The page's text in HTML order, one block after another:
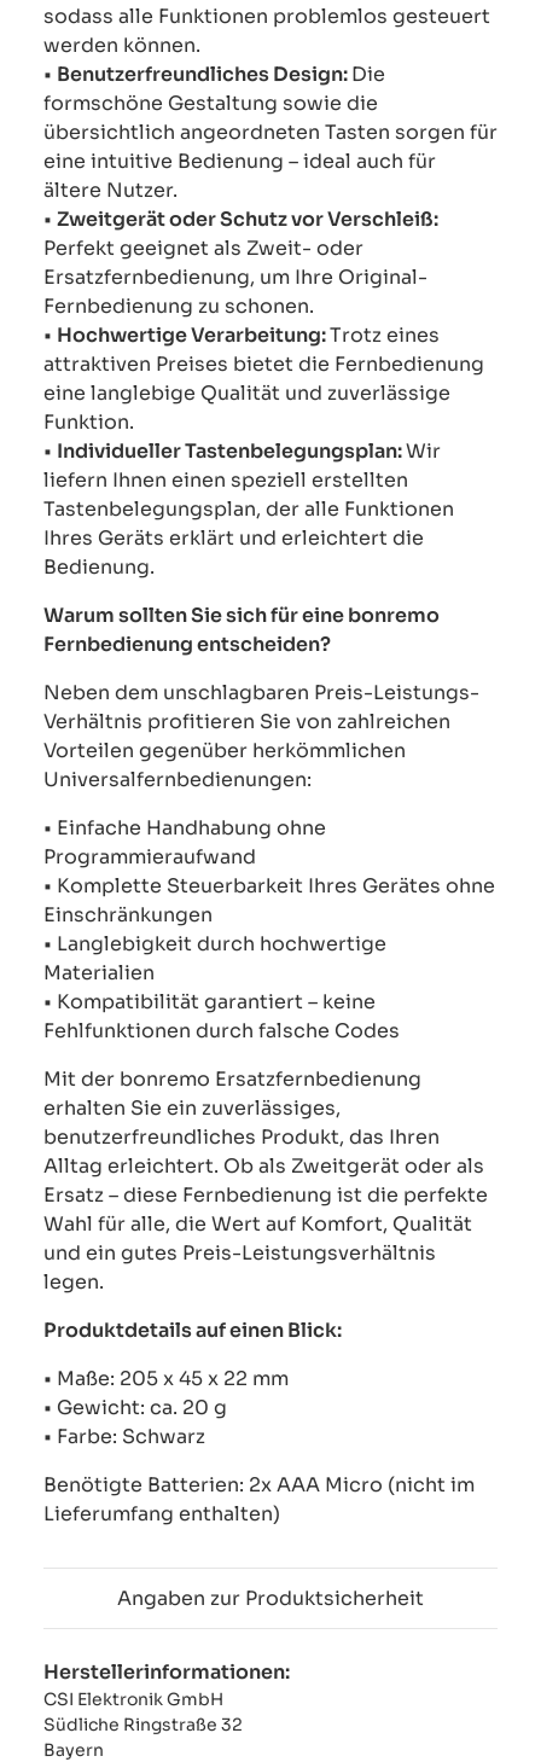
sodass alle Funktionen problemlos gesteuert
werden können.
• Benutzerfreundliches Design:Die
formschöne Gestaltung sowie die
übersichtlich angeordneten Tasten sorgen für
eine intuitive Bedienung – ideal auch für
ältere Nutzer.
• Zweitgerät oder Schutz vor Verschleiß:
Perfekt geeignet als Zweit- oder
Ersatzfernbedienung, um Ihre Original-
Fernbedienung zu schonen.
• Hochwertige Verarbeitung:Trotz eines
attraktiven Preises bietet die Fernbedienung
eine langlebige Qualität und zuverlässige
Funktion.
• Individueller Tastenbelegungsplan:Wir
liefern Ihnen einen speziell erstellten
Tastenbelegungsplan, der alle Funktionen
Ihres Geräts erklärt und erleichtert die
Bedienung.
Warum sollten Sie sich für eine bonremo
Fernbedienung entscheiden?
Neben dem unschlagbaren Preis-Leistungs-
Verhältnis profitieren Sie von zahlreichen
Vorteilen gegenüber herkömmlichen
Universalfernbedienungen:
• Einfache Handhabung ohne
Programmieraufwand
• Komplette Steuerbarkeit Ihres Gerätes ohne
Einschränkungen
• Langlebigkeit durch hochwertige
Materialien
• Kompatibilität garantiert – keine
Fehlfunktionen durch falsche Codes
Mit der bonremo Ersatzfernbedienung
erhalten Sie ein zuverlässiges,
benutzerfreundliches Produkt, das Ihren
Alltag erleichtert. Ob als Zweitgerät oder als
Ersatz – diese Fernbedienung ist die perfekte
Wahl für alle, die Wert auf Komfort, Qualität
und ein gutes Preis-Leistungsverhältnis
legen.
Produktdetails auf einen Blick:
• Maße: 205 x 45 x 22 mm
• Gewicht: ca. 20 g
• Farbe: Schwarz
Benötigte Batterien: 2x AAA Micro (nicht im
Lieferumfang enthalten)
Angaben zur Produktsicherheit
Herstellerinformationen:
CSI Elektronik GmbH
Südliche Ringstraße 32
Bayern